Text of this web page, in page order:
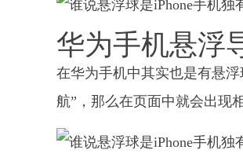
华为手机悬浮
在华为手机中其实也是有悬
航”，那么在页面中就会出现